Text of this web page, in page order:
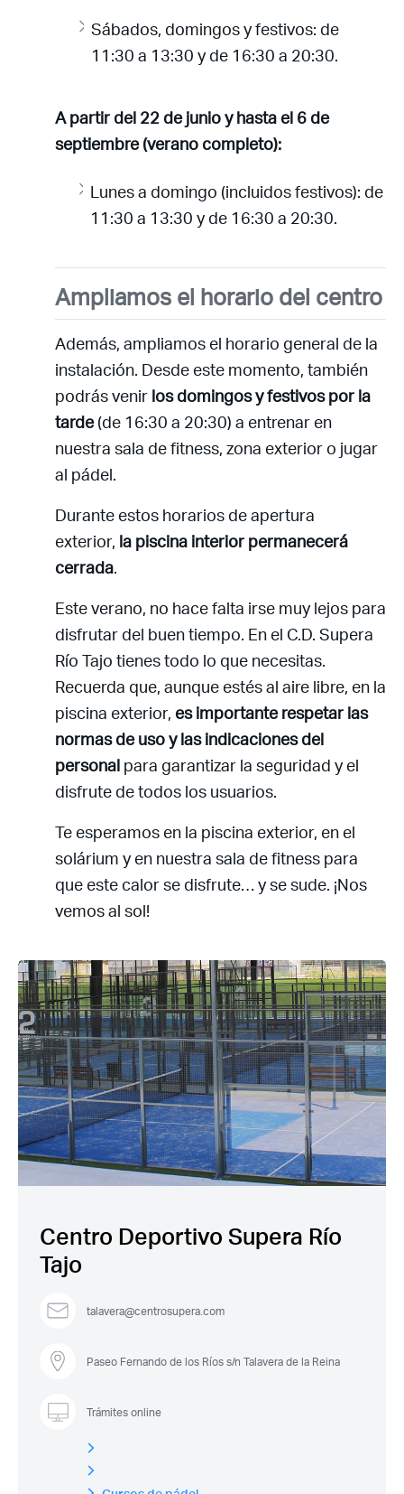
Recuerda mis claves
¿Ya eres socio pero no
¿Olvidaste tu
Sábados, domingos y festivos: de
11:30 a 13:30 y de 16:30 a 20:30.
A partir del 22 de junio y hasta el 6 de
septiembre (verano completo):
Lunes a domingo (incluidos festivos): de
11:30 a 13:30 y de 16:30 a 20:30.
Ampliamos el horario del centro
Además, ampliamos el horario general de la
instalación. Desde este momento, también
podrás venir los domingos y festivos por la
tarde(de 16:30 a 20:30) a entrenar en
nuestra sala de fitness, zona exterior o jugar
al pádel.
Durante estos horarios de apertura
exterior, la piscina interior permanecerá
cerrada.
Este verano, no hace falta irse muy lejos para
disfrutar del buen tiempo. En el C.D. Supera
Río Tajo tienes todo lo que necesitas.
Recuerda que, aunque estés al aire libre, en la
piscina exterior, es importante respetar las
normas de uso y las indicaciones del
personalpara garantizar la seguridad y el
disfrute de todos los usuarios.
Te esperamos en la piscina exterior, en el
solárium y en nuestra sala de fitness para
que este calor se disfrute… y se sude. ¡Nos
vemos al sol!
Centro Deportivo Supera Río
Tajo
talavera@centrosupera.com
Paseo Fernando de los Ríos s/n Talavera de la Reina
Trámites online